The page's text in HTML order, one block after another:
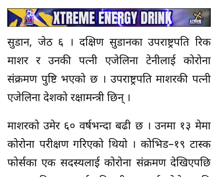
सुडान, जेठ ६ । दक्षिण सुडानका उपराष्ट्रपति रिक
माशर र उनकी पत्नी एजेलिना टेनीलाई कोरोना
संक्रमण पुष्टि भएको छ । उपराष्ट्रपति माशरकी पत्नी
एजेलिना देशको रक्षामन्त्री छिन् ।
माशरको उमेर ६० वर्षभन्दा बढी छ । उनमा १३ मेमा
कोरोना परीक्षण गरिएको थियो । कोभिड–१९ टास्क
फोर्सका एक सदस्यलाई कोरोना संक्रमण देखिएपछि